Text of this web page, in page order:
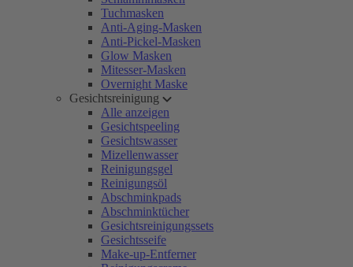
Tuchmasken
Anti-Aging-Masken
Anti-Pickel-Masken
Glow Masken
Mitesser-Masken
Overnight Maske
Gesichtsreinigung
Alle anzeigen
Gesichtspeeling
Gesichtswasser
Mizellenwasser
Reinigungsgel
Reinigungsöl
Abschminkpads
Abschminktücher
Gesichtsreinigungssets
Gesichtsseife
Make-up-Entferner